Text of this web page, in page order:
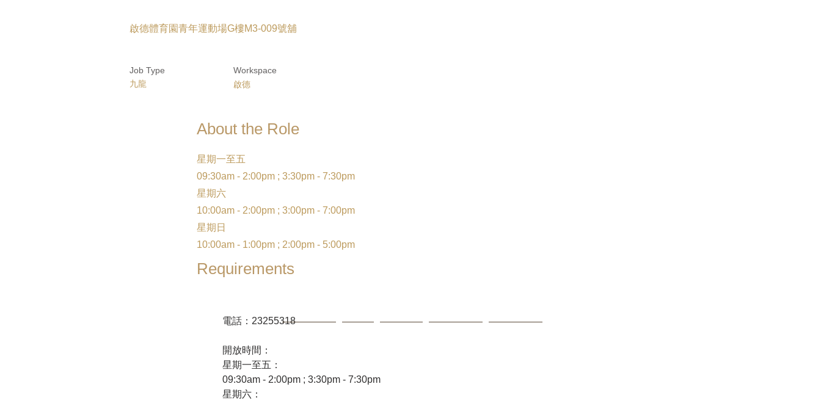
啟德體育園青年運動場G樓M3-009號舖
Job Type
九龍
Workspace
啟德
About the Role
星期一至五
09:30am - 2:00pm ; 3:30pm - 7:30pm
星期六
10:00am - 2:00pm ; 3:00pm - 7:00pm
星期日
10:00am - 1:00pm ; 2:00pm - 5:00pm
Requirements
電話：23255318
開放時間：
星期一至五：
09:30am - 2:00pm ; 3:30pm - 7:30pm
星期六：